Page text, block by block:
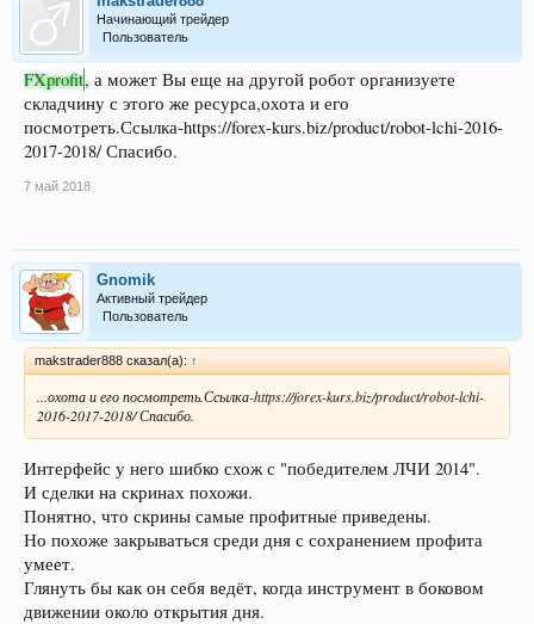
Начинающий трейдер
Пользователь
FXprofit, а может Вы еще на другой робот организуете
складчину с этого же ресурса,охота и его
посмотреть.Ссылка-https://forex-kurs.biz/product/robot-lchi-2016-
2017-2018/ Спасибо.
7 май 2018
Gnomik
Активный трейдер
Пользователь
makstrader888 сказал(а): ↑
...охота и его посмотреть.Ссылка-https://forex-kurs.biz/product/robot-lchi-
2016-2017-2018/ Спасибо.
Интерфейс у него шибко схож с "победителем ЛЧИ 2014".
И сделки на скринах похожи.
Понятно, что скрины самые профитные приведены.
Но похоже закрываться среди дня с сохранением профита
умеет.
Глянуть бы как он себя ведёт, когда инструмент в боковом
движении около открытия дня.